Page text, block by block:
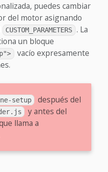
puedes cambiar
del motor asignando
CUSTOM_PARAMETERS . La
un bloque
vacío expresamente
setup
después del
y antes del
llama a